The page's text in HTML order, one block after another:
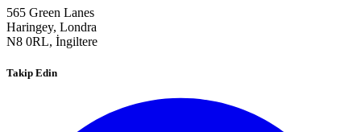
565 Green Lanes
Haringey, Londra
N8 0RL, İngiltere
Takip Edin